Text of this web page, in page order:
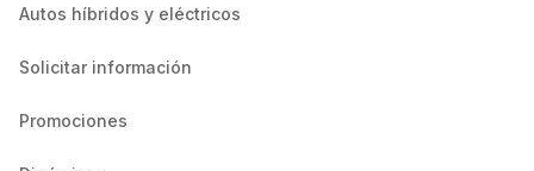
Autos híbridos y eléctricos
Solicitar información
Promociones